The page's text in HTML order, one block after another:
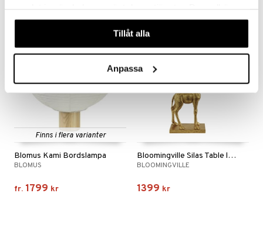
våra cookies vid fortsatt användande av vår webbplats.
Tillåt alla
Anpassa
Finns i flera varianter
Blomus Kami Bordslampa
BLOMUS
fr. 1799 kr
Bloomingville Silas Table lamp
BLOOMINGVILLE
1399 kr